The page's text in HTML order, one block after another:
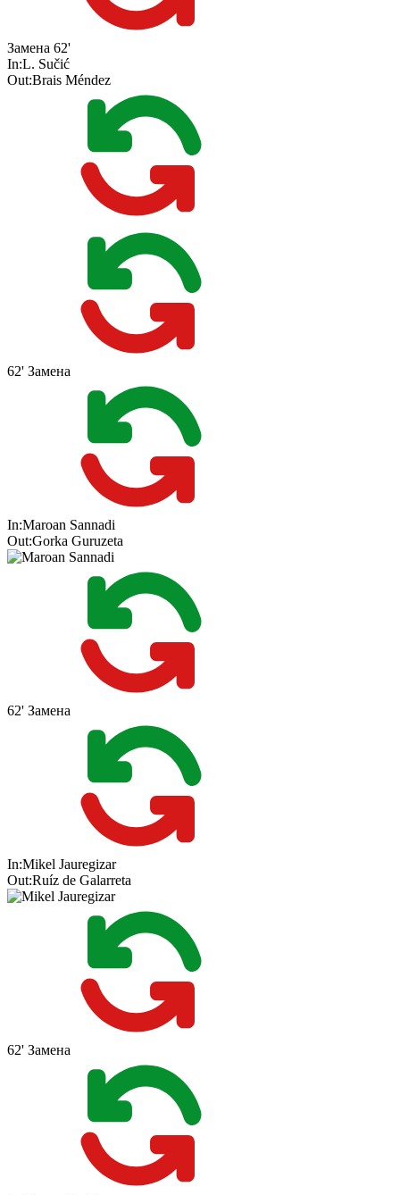
Замена 62'
In:L. Sučić
Out:Brais Méndez
62' Замена
In:Maroan Sannadi
Out:Gorka Guruzeta
62' Замена
In:Mikel Jauregizar
Out:Ruíz de Galarreta
62' Замена